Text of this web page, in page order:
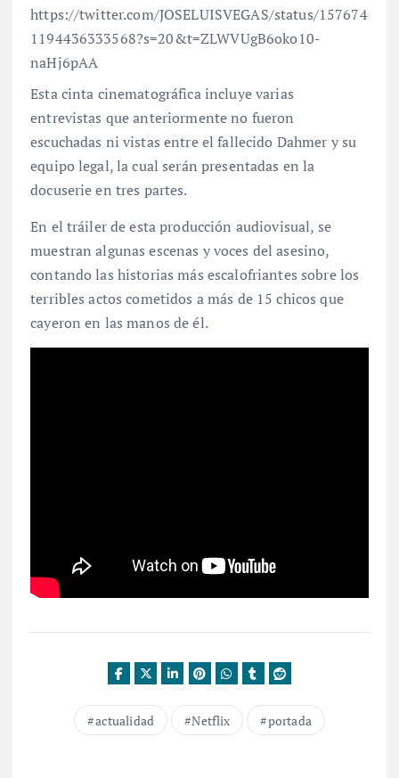
https://twitter.com/JOSELUISVEGAS/status/157674
1194436333568?s=20&t=ZLWVUgB6oko10-
naHj6pAA
Esta cinta cinematográfica incluye varias
entrevistas que anteriormente no fueron
escuchadas ni vistas entre el fallecido Dahmer y su
equipo legal, la cual serán presentadas en la
docuserie en tres partes.
En el tráiler de esta producción audiovisual, se
muestran algunas escenas y voces del asesino,
contando las historias más escalofriantes sobre los
terribles actos cometidos a más de 15 chicos que
cayeron en las manos de él.
actualidad Netflix portada